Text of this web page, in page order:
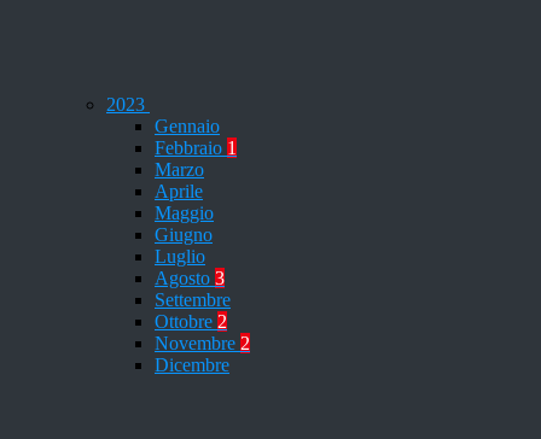
2023
Gennaio
Febbraio 1
Marzo
Aprile
Maggio
Giugno
Luglio
Agosto 3
Settembre
Ottobre 2
Novembre 2
Dicembre